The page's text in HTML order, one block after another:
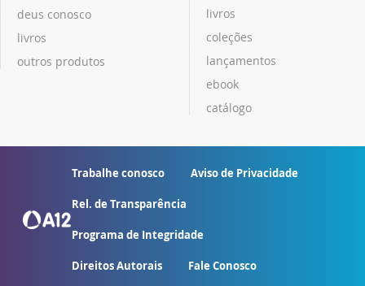
deus conosco
livros
outros produtos
livros
coleções
lançamentos
ebook
catálogo
Trabalhe conosco Aviso de Privacidade
Rel. de Transparência
Programa de Integridade
Direitos Autorais Fale Conosco